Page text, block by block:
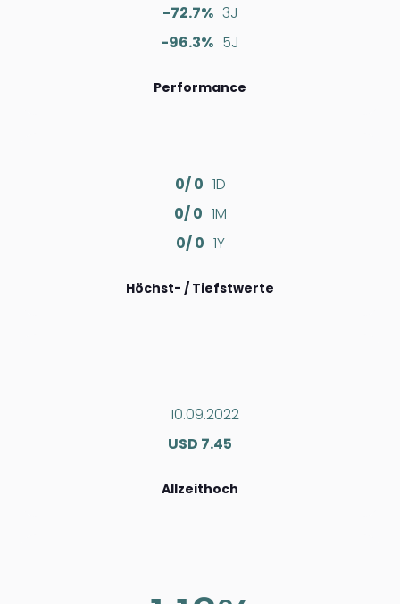
-72.7% 3J
-96.3% 5J
Performance
0/ 0 1D
0/ 0 1M
0/ 0 1Y
Höchst- / Tiefstwerte
10.09.2022
USD 7.45
Allzeithoch